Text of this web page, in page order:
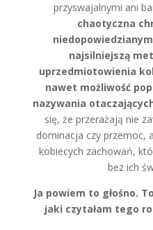
przyswajalnymi ani
chaotyczna
najsilniejszą
uprzedmiotowienia
nawet możliwość
nazywania
się, że przerażają nie
dominacja czy przemoc,
kobiecych zachowań,
bez ich
Ja powiem to głośno.
jaki czytałam tego